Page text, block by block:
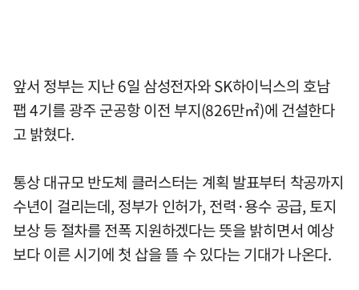
앞서 정부는 지난 6일 삼성전자와 SK하이닉스의 호남
팹 4기를 광주 군공항 이전 부지(826만㎡)에 건설한다
고 밝혔다.
통상 대규모 반도체 클러스터는 계획 발표부터 착공까지
수년이 걸리는데, 정부가 인허가, 전력·용수 공급, 토지
보상 등 절차를 전폭 지원하겠다는 뜻을 밝히면서 예상
보다 이른 시기에 첫 삽을 뜰 수 있다는 기대가 나온다.